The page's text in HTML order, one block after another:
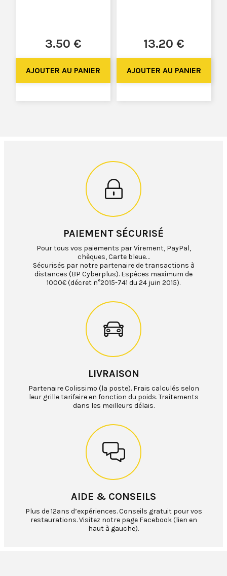
3.50 € 13.20 €
PAIEMENT SÉCURISÉ
Pour tous vos paiements par Virement, PayPal,
chèques, Carte bleue…
Sécurisés par notre partenaire de transactions à
distances (BP Cyberplus). Espèces maximum de
1000€ (décret n°2015-741 du 24 juin 2015).
LIVRAISON
Partenaire Colissimo (la poste). Frais calculés selon
leur grille tarifaire en fonction du poids. Traitements
dans les meilleurs délais.
AIDE & CONSEILS
Plus de 12ans d’expériences. Conseils gratuit pour vos
restaurations. Visitez notre page Facebook (lien en
haut à gauche).